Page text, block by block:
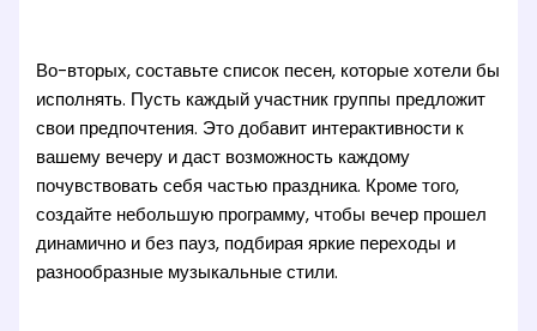
Во-вторых, составьте список песен, которые хотели бы
исполнять. Пусть каждый участник группы предложит
свои предпочтения. Это добавит интерактивности к
вашему вечеру и даст возможность каждому
почувствовать себя частью праздника. Кроме того,
создайте небольшую программу, чтобы вечер прошел
динамично и без пауз, подбирая яркие переходы и
разнообразные музыкальные стили.